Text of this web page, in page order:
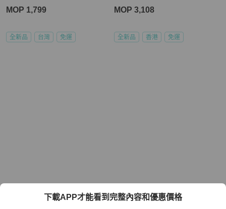
MOP 1,799
全新品 台灣 免運
MOP 3,108
全新品 香港 免運
下載APP才能看到完整內容和優惠價格